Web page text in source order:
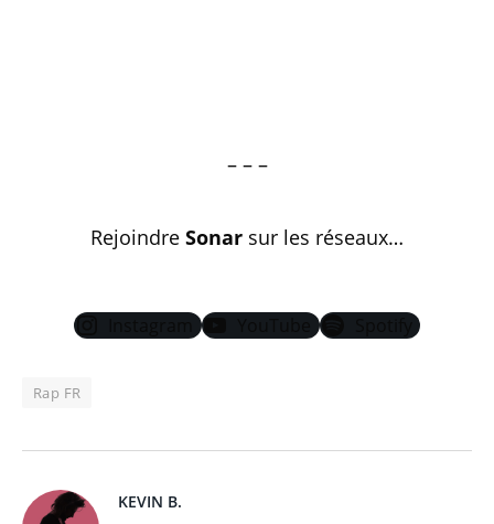
– – –
Rejoindre Sonar sur les réseaux…
Rap FR
KEVIN B.